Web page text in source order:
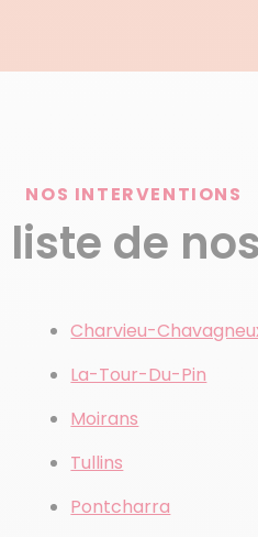
NOS INTERVENTIONS
de nos
Charvieu-
La-Tour-Du-Pin
Moirans
Tullins
Pontcharra